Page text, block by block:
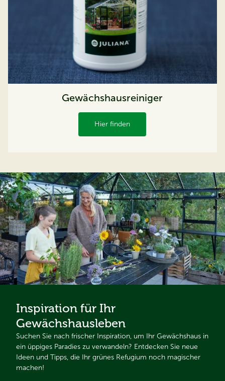
Gewächshausreiniger
Hier finden
Inspiration für Ihr
Gewächshausleben
Suchen Sie nach frischer Inspiration, um Ihr Gewächshaus in
ein üppiges Paradies zu verwandeln? Entdecken Sie neue
Ideen und Tipps, die Ihr grünes Refugium noch magischer
machen!